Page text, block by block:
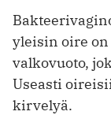
yleisin oire
valkovuoto,
Useasti
kirvelyä.